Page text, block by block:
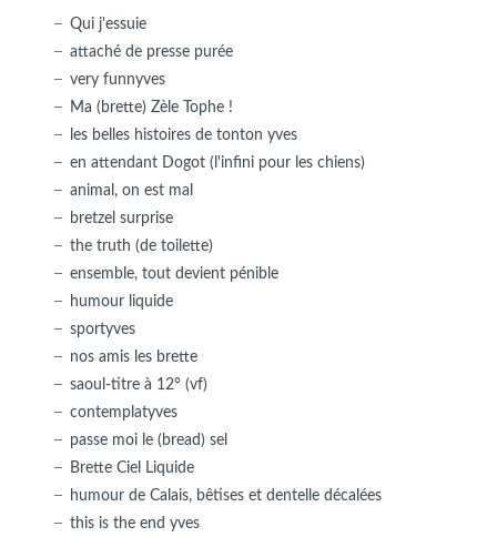
Qui j'essuie
attaché de presse purée
very funnyves
Ma (brette) Zèle Tophe !
les belles histoires de tonton yves
en attendant Dogot (l'infini pour les chiens)
animal, on est mal
bretzel surprise
the truth (de toilette)
ensemble, tout devient pénible
humour liquide
sportyves
nos amis les brette
saoul-titre à 12° (vf)
contemplatyves
passe moi le (bread) sel
Brette Ciel Liquide
humour de Calais, bêtises et dentelle décalées
this is the end yves